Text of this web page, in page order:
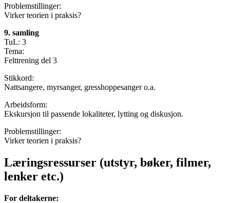
Problemstillinger:
Virker teorien i praksis?
9. samling
TuL: 3
Tema:
Felttrening del 3
Stikkord:
Nattsangere, myrsanger, gresshoppesanger o.a.
Arbeidsform:
Ekskursjon til passende lokaliteter, lytting og diskusjon.
Problemstillinger:
Virker teorien i praksis?
Læringsressurser (utstyr, bøker, filmer,
lenker etc.)
For deltakerne: